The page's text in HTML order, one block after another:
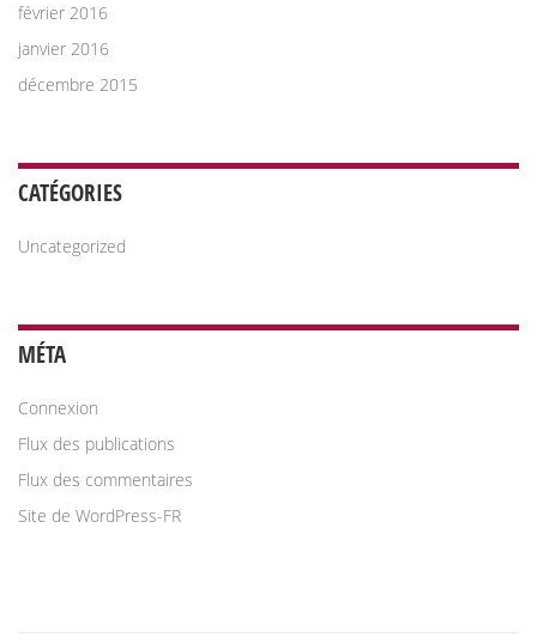
février 2016
janvier 2016
décembre 2015
CATÉGORIES
Uncategorized
MÉTA
Connexion
Flux des publications
Flux des commentaires
Site de WordPress-FR